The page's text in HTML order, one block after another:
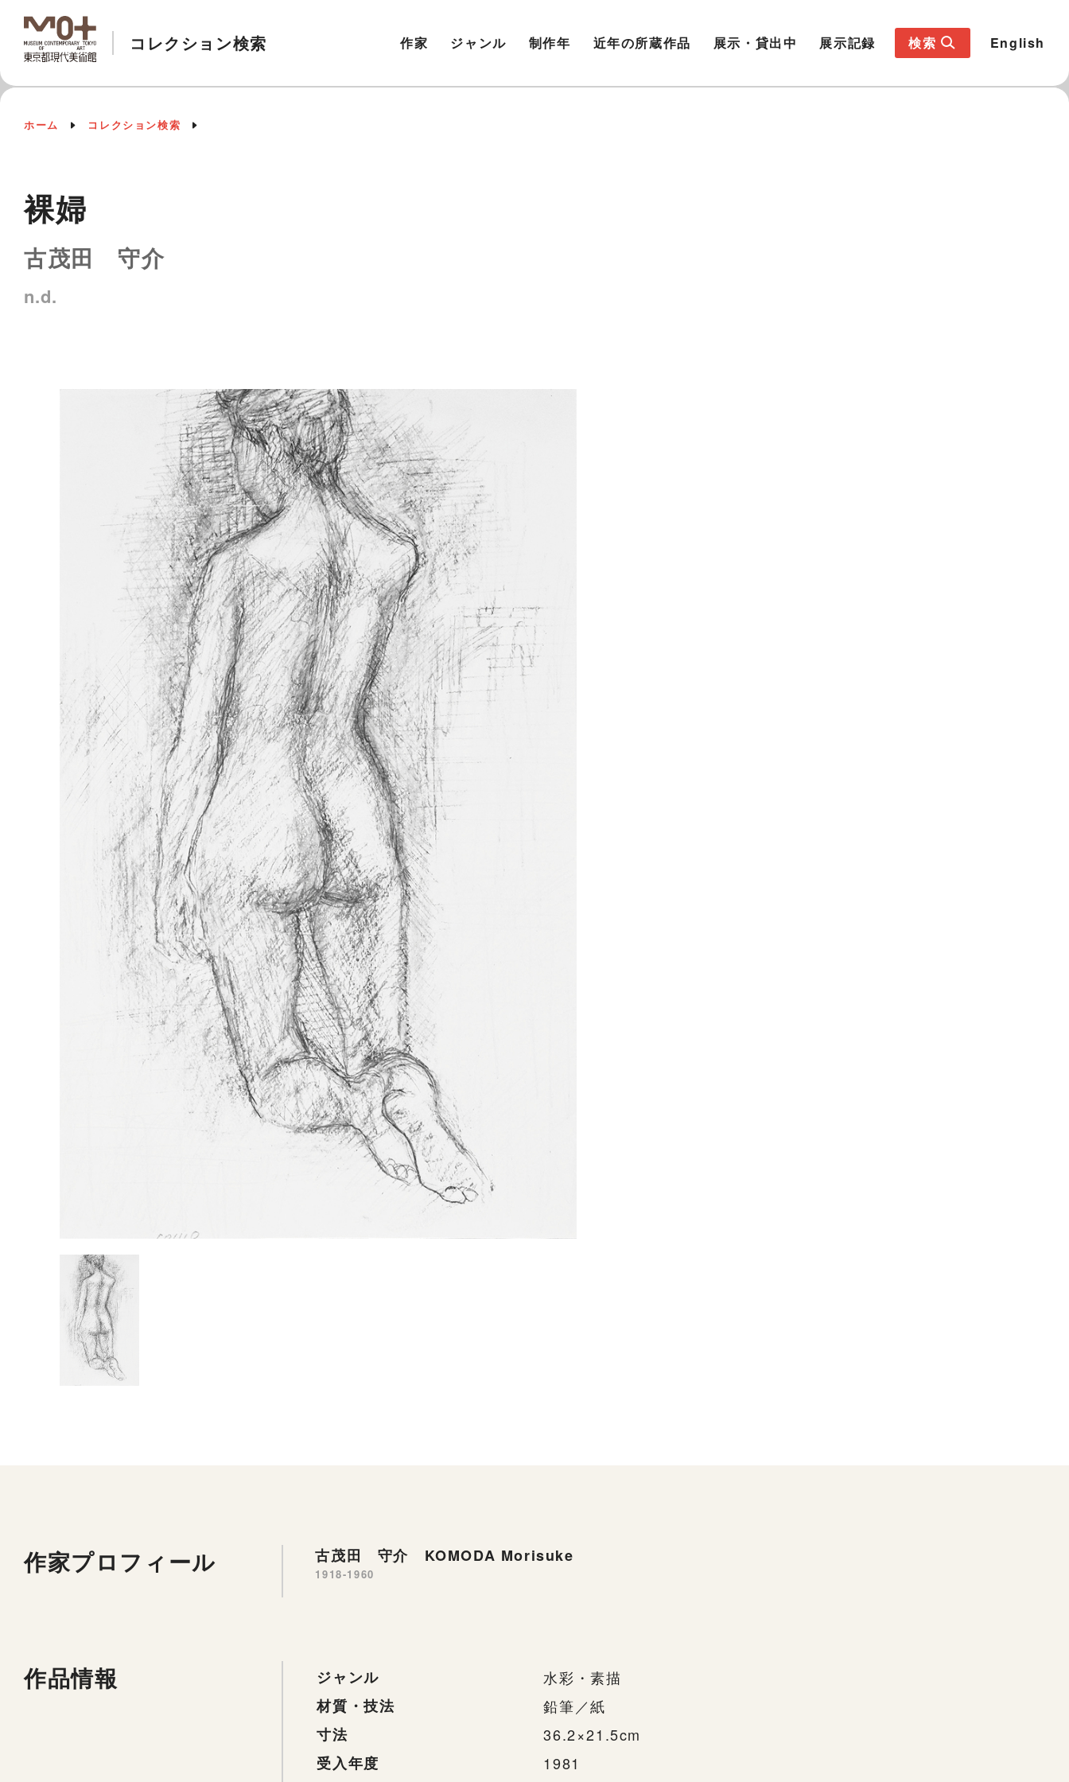
コレクション検索 作家 ジャンル 制作年 近年の所蔵作品 展示・貸出中 展示記録 検索 English
ホーム コレクション検索
裸婦
古茂田 守介
n.d.
作家プロフィール 古茂田 守介 KOMODA Morisuke
1918-1960
作品情報 ジャンル
水彩・素描
材質・技法
鉛筆／紙
寸法
36.2×21.5cm
受入年度
1981